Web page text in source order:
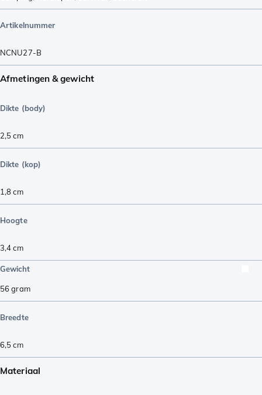
Artikelnummer
NCNU27-B
Afmetingen & gewicht
Dikte (body)
2,5cm
Dikte (kop)
1,8cm
Hoogte
3,4cm
Gewicht
56gram
Breedte
6,5cm
Materiaal